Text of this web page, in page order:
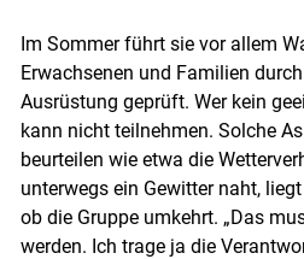
Skip to main
Im Sommer führt sie vor allem
Erwachsenen und Familien
Ausrüstung geprüft. Wer kein
kann nicht teilnehmen. Solche
beurteilen wie etwa die
unterwegs ein Gewitter naht,
ob die Gruppe umkehrt. „Das
werden. Ich trage ja die